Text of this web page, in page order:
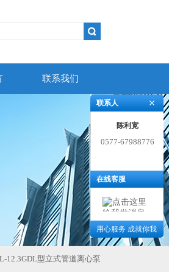
联系我们
12.3GDL型立式管道离心泵
联系人
陈利宽
0577-67988776
在线客服
用心服务 成就你我